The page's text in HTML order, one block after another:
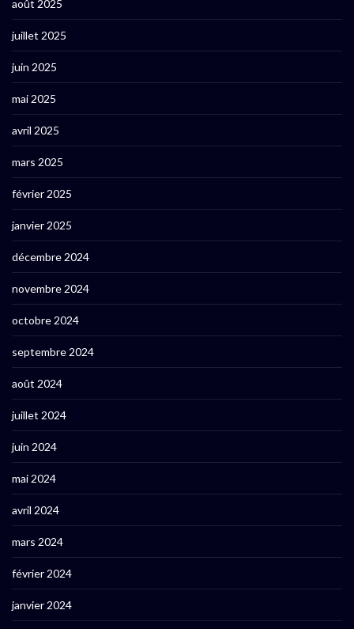
août 2025
juillet 2025
juin 2025
mai 2025
avril 2025
mars 2025
février 2025
janvier 2025
décembre 2024
novembre 2024
octobre 2024
septembre 2024
août 2024
juillet 2024
juin 2024
mai 2024
avril 2024
mars 2024
février 2024
janvier 2024